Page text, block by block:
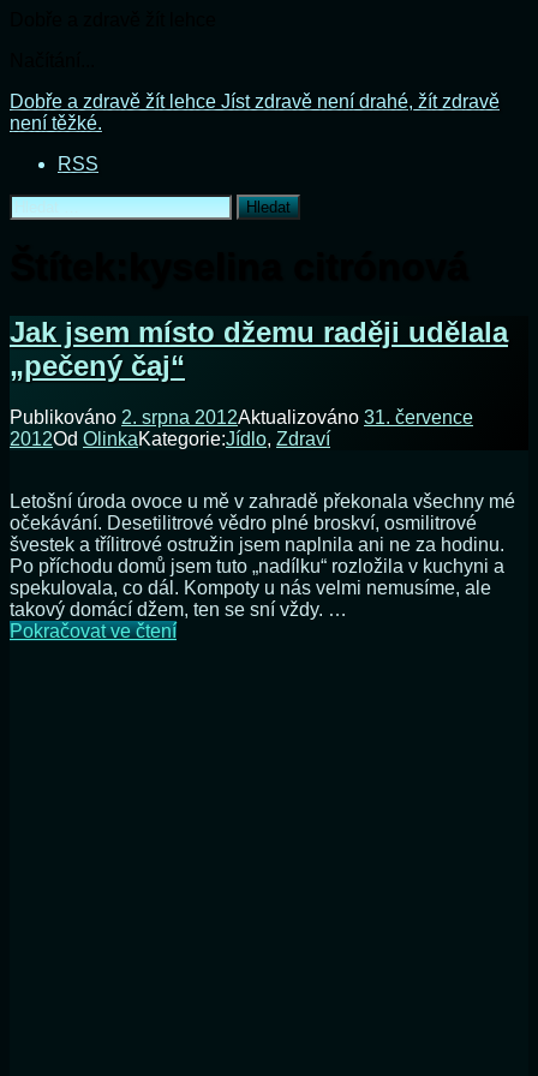
Přejít
k
webu
Dobře a zdravě žít lehce Jíst zdravě není drahé, žít zdravě
není těžké.
RSS
Vyhledávání
Jak jsem místo džemu raději udělala
„pečený čaj“
Publikováno 2. srpna 2012Aktualizováno 31. července
2012Od OlinkaKategorie:Jídlo, Zdraví
Letošní úroda ovoce u mě v zahradě překonala všechny mé
očekávání. Desetilitrové vědro plné broskví, osmilitrové
švestek a třílitrové ostružin jsem naplnila ani ne za hodinu.
Po příchodu domů jsem tuto „nadílku“ rozložila v kuchyni a
spekulovala, co dál. Kompoty u nás velmi nemusíme, ale
takový domácí džem, ten se sní vždy. …
Pokračovat ve čteníJak